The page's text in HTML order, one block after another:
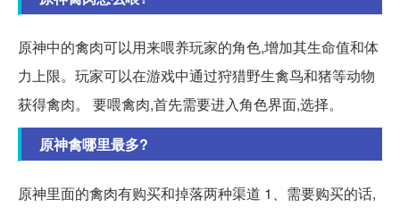
原神中的禽肉可以用来喂养玩家的角色,增加其生命值和体
力上限。玩家可以在游戏中通过狩猎野生禽鸟和猪等动物
获得禽肉。 要喂禽肉,首先需要进入角色界面,选择。
原神禽哪里最多?
原神里面的禽肉有购买和掉落两种渠道 1、需要购买的话,